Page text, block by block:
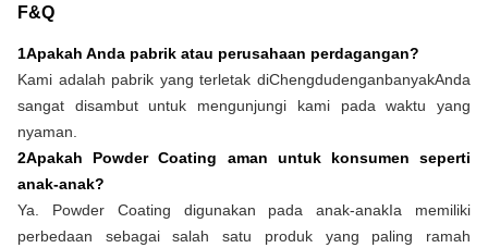
F&Q
1Apakah Anda pabrik atau perusahaan perdagangan?
Kami adalah pabrik yang terletak diChengdudenganbanyakAnda
sangat disambut untuk mengunjungi kami pada waktu yang
nyaman.
2Apakah Powder Coating aman untuk konsumen seperti
anak-anak?
Ya. Powder Coating digunakan pada anak-anakIa memiliki
perbedaan sebagai salah satu produk yang paling ramah